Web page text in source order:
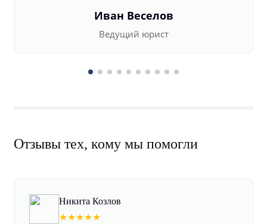
Иван Веселов
Ведущий юрист
Отзывы тех, кому мы помогли
Никита Козлов
★★★★★